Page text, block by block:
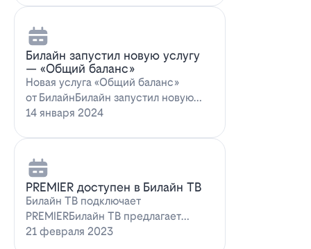
Билайн запустил новую услугу
— «Общий баланс»
Новая услуга «Общий баланс»
от БилайнБилайн запустил новую
услугу – "Общий баланс"…
14 января 2024
PREMIER доступен в Билайн ТВ
Билайн ТВ подключает
PREMIERБилайн ТВ предлагает
подписку на PREMIER. Всем
21 февраля 2023